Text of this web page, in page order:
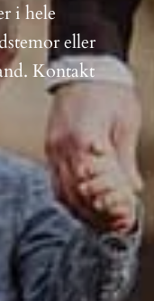
i hele
eller
Kontakt